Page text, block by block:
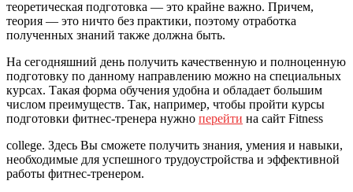
теоретическая подготовка — это крайне важно. Причем,
теория — это ничто без практики, поэтому отработка
полученных знаний также должна быть.
На сегодняшний день получить качественную и полноценную
подготовку по данному направлению можно на специальных
курсах. Такая форма обучения удобна и обладает большим
числом преимуществ. Так, например, чтобы пройти курсы
подготовки фитнес-тренера нужно перейти на сайт Fitness
college. Здесь Вы сможете получить знания, умения и навыки,
необходимые для успешного трудоустройства и эффективной
работы фитнес-тренером.